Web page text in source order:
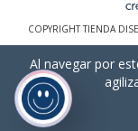
Al navegar por
COPYRIGHT TIENDA